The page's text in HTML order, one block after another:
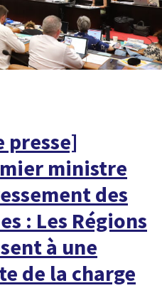
presse]
ministre
des
: Les Régions
à une
de la charge